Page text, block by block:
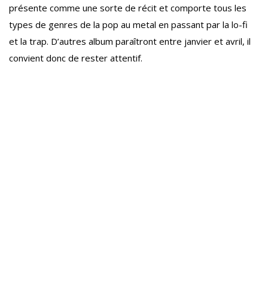
présente comme une sorte de récit et comporte tous les
types de genres de la pop au metal en passant par la lo-fi
et la trap. D’autres album paraîtront entre janvier et avril, il
convient donc de rester attentif.